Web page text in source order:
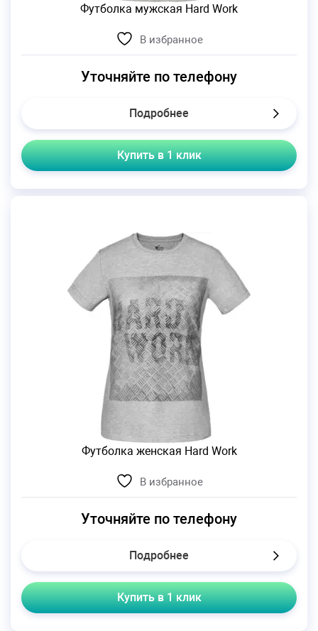
Футболка мужская Hard Work
В избранное
Уточняйте по телефону
Подробнее
Купить в 1 клик
Футболка женская Hard Work
В избранное
Уточняйте по телефону
Подробнее
Купить в 1 клик